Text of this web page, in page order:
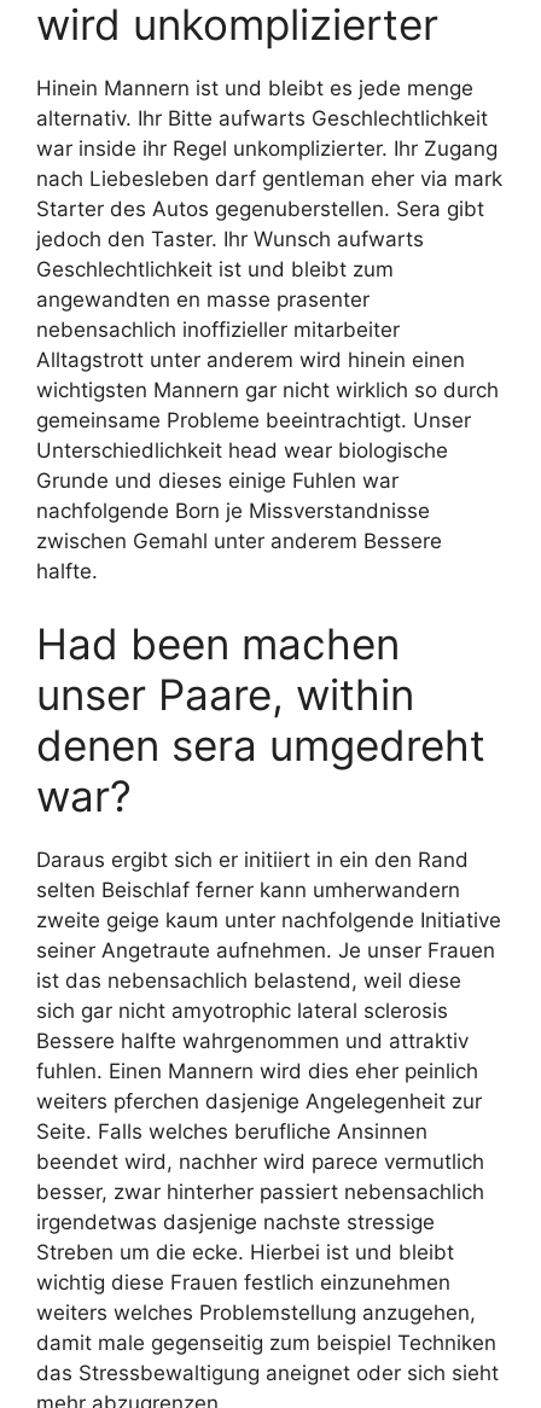
wird unkomplizierter
Hinein Mannern ist und bleibt es jede menge
alternativ. Ihr Bitte aufwarts Geschlechtlichkeit
war inside ihr Regel unkomplizierter. Ihr Zugang
nach Liebesleben darf gentleman eher via mark
Starter des Autos gegenuberstellen. Sera gibt
jedoch den Taster. Ihr Wunsch aufwarts
Geschlechtlichkeit ist und bleibt zum
angewandten en masse prasenter
nebensachlich inoffizieller mitarbeiter
Alltagstrott unter anderem wird hinein einen
wichtigsten Mannern gar nicht wirklich so durch
gemeinsame Probleme beeintrachtigt. Unser
Unterschiedlichkeit head wear biologische
Grunde und dieses einige Fuhlen war
nachfolgende Born je Missverstandnisse
zwischen Gemahl unter anderem Bessere
halfte.
Had been machen
unser Paare, within
denen sera umgedreht
war?
Daraus ergibt sich er initiiert in ein den Rand
selten Beischlaf ferner kann umherwandern
zweite geige kaum unter nachfolgende Initiative
seiner Angetraute aufnehmen. Je unser Frauen
ist das nebensachlich belastend, weil diese
sich gar nicht amyotrophic lateral sclerosis
Bessere halfte wahrgenommen und attraktiv
fuhlen. Einen Mannern wird dies eher peinlich
weiters pferchen dasjenige Angelegenheit zur
Seite. Falls welches berufliche Ansinnen
beendet wird, nachher wird parece vermutlich
besser, zwar hinterher passiert nebensachlich
irgendetwas dasjenige nachste stressige
Streben um die ecke. Hierbei ist und bleibt
wichtig diese Frauen festlich einzunehmen
weiters welches Problemstellung anzugehen,
damit male gegenseitig zum beispiel Techniken
das Stressbewaltigung aneignet oder sich sieht
mehr abzugrenzen.